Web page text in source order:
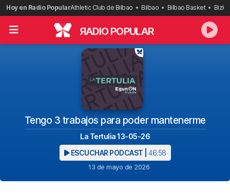
Saltar
al
contenido
Hoy en Radio PopularAthletic Club de Bilbao Bilbao Bilbao Basket
RADIO POPULAR
Tengo 3 trabajos para poder mantenerme
La Tertulia 13-05-26
ESCUCHAR PODCAST | 46:58
13 de mayo de 2026